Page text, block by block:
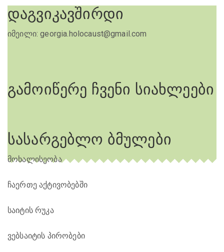
დაგვიკავშირდი
იმეილი: georgia.holocaust@gmail.com
გამოიწერე ჩვენი სიახლეები
სასარგებლო ბმულები
მოხალისეობა
ჩაერთე აქტივობებში
საიტის რუკა
ვებსაიტის პირობები